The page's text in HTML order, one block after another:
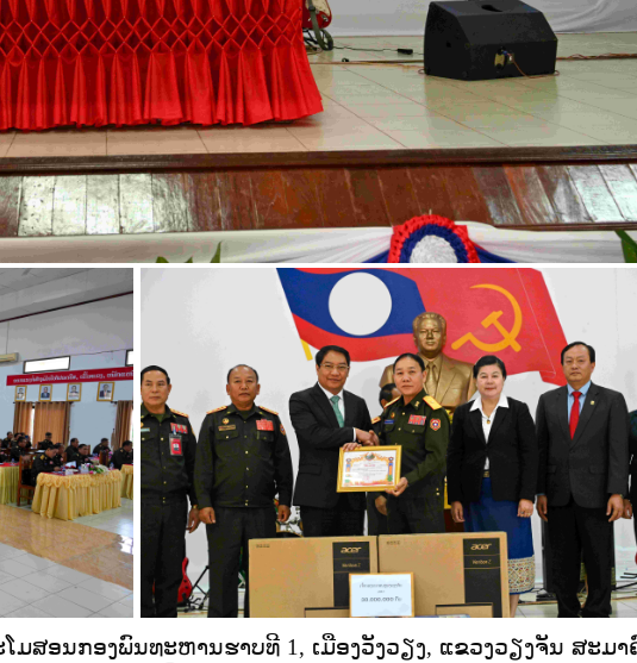
ສອນກອງພົນທະຫານຮາບທີ 1, ເມືອງວັງວຽງ, ແຂວງວຽງຈັນ ສະມາ